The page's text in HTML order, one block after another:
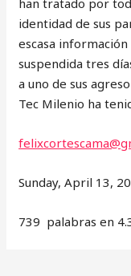
identidad de sus
escasa
suspendida tres
a uno de sus
Tec Milenio ha
Sunday, April 13,
739 palabras en